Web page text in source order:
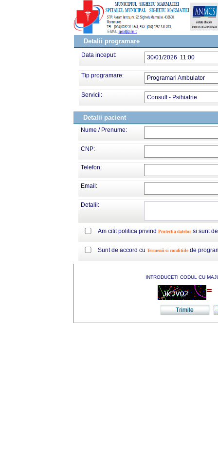
Detalii programare
Data inceput: 30/01/2026 11:00
Tip programare: Programari Ambulator
Servicii: Consult - Psihiatrie
Detalii pacient
Nume / Prenume:
CNP:
Telefon:
Email:
Detalii:
Am citit politica privind Protectia datelor si sunt
Sunt de accord cu Termenii si conditiile de
INTRODUCETI CODUL CU
=